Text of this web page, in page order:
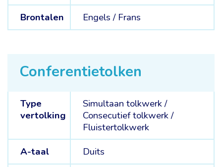
Brontalen
Engels / Frans
Conferentietolken
Type
vertolking
Simultaan tolkwerk/
Consecutief tolkwerk/
Fluistertolkwerk
A-taal
Duits